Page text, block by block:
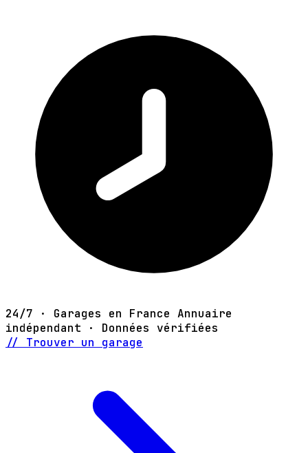
24/7 · Garages en France Annuaire
indépendant · Données vérifiées
// Trouver un garage